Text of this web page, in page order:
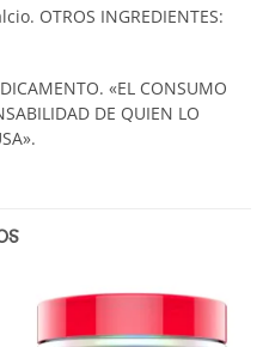
OTROS INGREDIENTES:
«EL CONSUMO
DE QUIEN LO